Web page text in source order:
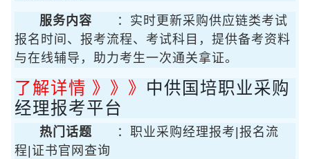
服务内容
：实时更新采购供应链类考试
报名时间、报考流程、考试科目，提供备考资料
与在线辅导，助力考生一次通关拿证。
了解详情 》》》 中供国培职业采购
经理报考平台
热门话题
：职业采购经理报考|报名流
程|证书官网查询